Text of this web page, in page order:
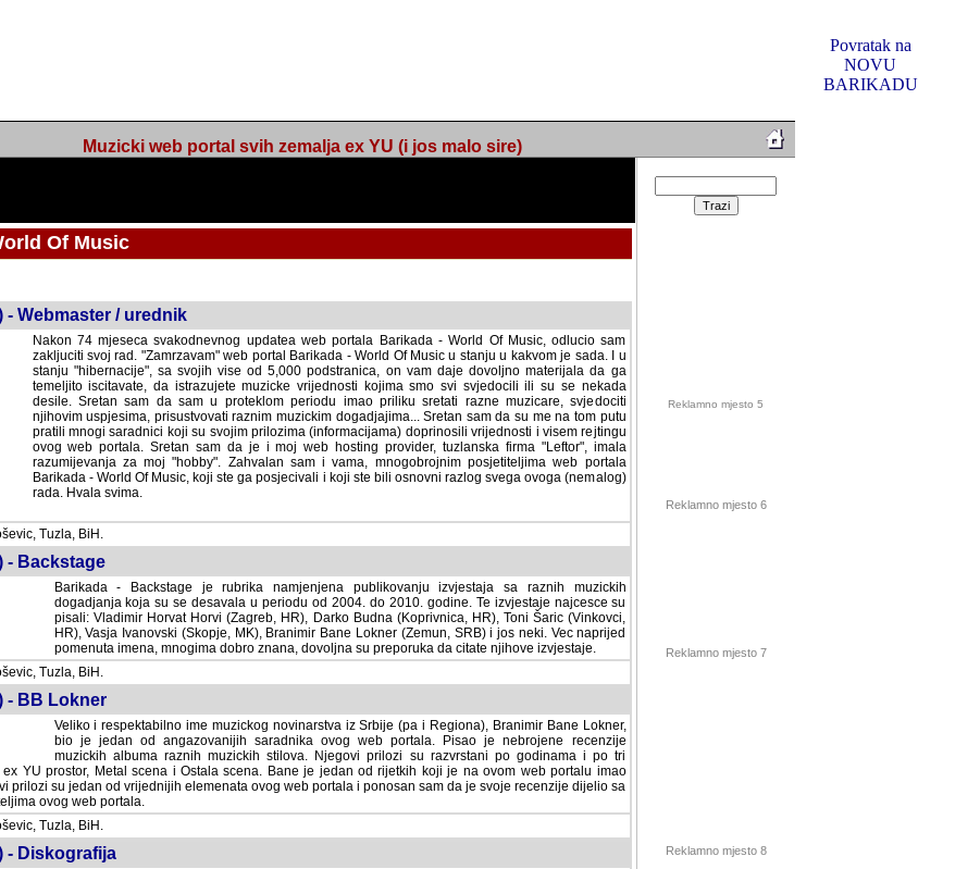
Povratak na
NOVU
BARIKADU
Muzicki web portal svih zemalja ex YU (i jos malo sire)
Of Music
- Webmaster / urednik
Nakon 74 mjeseca svakodnevnog updatea web portala Barikada - World Of Music, odlucio sam
zakljuciti svoj rad. "Zamrzavam" web portal Barikada - World Of Music u stanju u kakvom je sada. I u
stanju "hibernacije", sa svojih vise od 5,000 podstranica, on vam daje dovoljno materijala da ga
temeljito iscitavate, da istrazujete muzicke vrijednosti kojima smo svi svjedocili ili su se nekada desile.
Sretan sam da sam u proteklom periodu imao priliku sretati razne muzicare, svjedociti njihovim
uspjesima, prisustvovati raznim muzickim dogadjajima... Sretan sam da su me na tom putu pratili
mnogi saradnici koji su svojim prilozima (informacijama) doprinosili vrijednosti i visem rejtingu ovog
web portala. Sretan sam da je i moj web hosting provider, tuzlanska firma "Leftor", imala
razumijevanja za moj "hobby". Zahvalan sam i vama, mnogobrojnim posjetiteljima web portala
Barikada - World Of Music, koji ste ga posjecivali i koji ste bili osnovni razlog svega ovoga (nemalog)
rada. Hvala svima.
Tuzla, BiH.
- Backstage
Barikada - Backstage je rubrika namjenjena publikovanju izvjestaja sa raznih muzickih
dogadjanja koja su se desavala u periodu od 2004. do 2010. godine. Te izvjestaje najcesce su
pisali: Vladimir Horvat Horvi (Zagreb, HR), Darko Budna (Koprivnica, HR), Toni Šaric (Vinkovci,
HR), Vasja Ivanovski (Skopje, MK), Branimir Bane Lokner (Zemun, SRB) i jos neki. Vec naprijed
pomenuta imena, mnogima dobro znana, dovoljna su preporuka da citate njihove izvjestaje.
Tuzla, BiH.
- BB Lokner
Veliko i respektabilno ime muzickog novinarstva iz Srbije (pa i Regiona), Branimir Bane Lokner,
bio je jedan od angazovanijih saradnika ovog web portala. Pisao je nebrojene recenzije muzickih
albuma raznih muzickih stilova. Njegovi prilozi su razvrstani po godinama i po tri osnovne
Metal scena i Ostala scena. Bane je jedan od rijetkih koji je na ovom web portalu imao svoju rubriku.
od vrijednijih elemenata ovog web portala i ponosan sam da je svoje recenzije dijelio sa svima vama,
portala.
Tuzla, BiH.
- Diskografija